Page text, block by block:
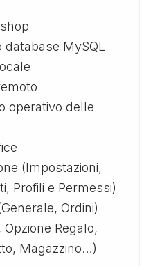
MySQL
operativo delle
(Impostazioni,
Profili e Permessi)
Ordini)
Regalo,
Magazzino…)